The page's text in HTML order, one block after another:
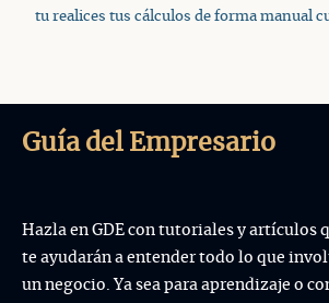
tu realices tus cálculos de forma manual
Guía del Empresario
Hazla en GDE con tutoriales y artículos
te ayudarán a entender todo lo que
un negocio. Ya sea para aprendizaje o